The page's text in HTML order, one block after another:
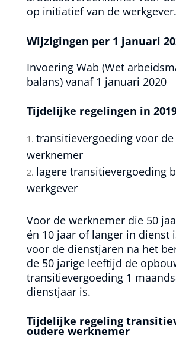
op initiatief van de werkgever.
Wijzigingen per 1 januari
Invoering Wab (Wet
balans) vanaf 1 januari 2020
Tijdelijke regelingen in
transitievergoeding voor
werknemer
lagere transitievergoeding
werkgever
Voor de werknemer die 50
én 10 jaar of langer in dienst
voor de dienstjaren na het
de 50 jarige leeftijd de
transitievergoeding 1
dienstjaar is.
Tijdelijke regeling
oudere werknemer